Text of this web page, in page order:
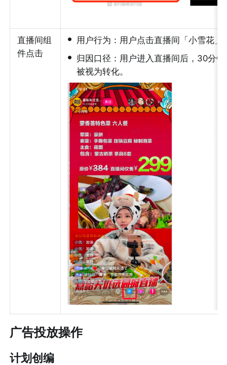
直播间组
件点击
• 用户行为：用户点击直播间「小雪花」
• 归因口径：用户进入直播间后，30分
被视为转化。
广告投放操作
计划创编